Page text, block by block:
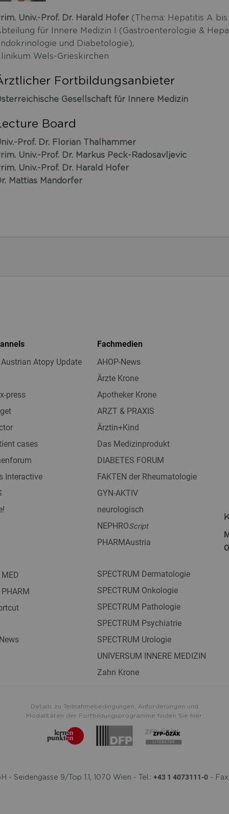
Univ.-Prof. Dr. Harald Hofer (Thema: Hepatitis A bis
für Innere Medizin I (Gastroenterologie &
und Diabetologie),
Wels-Grieskirchen
Fortbildungsanbieter
Gesellschaft für Innere Medizin
Board
Prof. Dr. Florian Thalhammer
Univ.-Prof. Dr. Markus Peck-Radosavljevic
Univ.-Prof. Dr. Harald Hofer
Mattias Mandorfer
Atopy Update
press
cases
Interactive
MED
PHARM
Fachmedien
AHOP-News
Ärzte Krone
Apotheker Krone
ARZT & PRAXIS
Ärztin+Kind
Das Medizinprodukt
DIABETES FORUM
FAKTEN der Rheumatologie
GYN-AKTIV
neurologisch
NEPHROScript
PHARMAustria
SPECTRUM Dermatologie
SPECTRUM Onkologie
SPECTRUM Pathologie
SPECTRUM Psychiatrie
SPECTRUM Urologie
UNIVERSUM INNERE MEDIZIN
Zahn Krone
Details zu Teilnahmebedingungen, Anforderungen und
Modalitäten der Fortbildungsprogramme finden Sie hier:
Seidengasse 9/Top 1.1, 1070 Wien - Tel.: +43 1 4073111-0-